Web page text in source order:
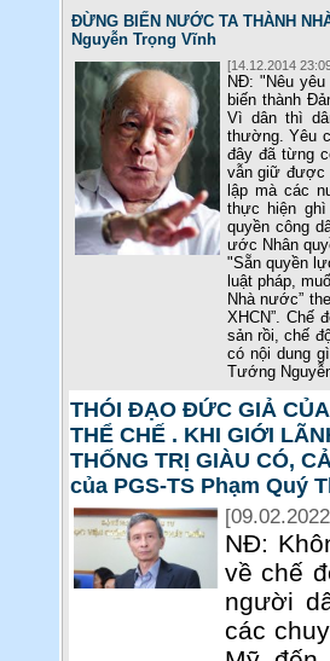
ĐỪNG BIẾN NƯỚC TA THÀNH
Nguyễn Trọng Vĩnh
[14.12.2014
NĐ: "Nêu
biến thành
Vì dân thì
thường. Yêu
đây đã từng
vẫn giữ được
lập mà các
thực hiện
quyền công
ước Nhân
"Sẵn quyền
luật pháp,
Nhà nước”
XHCN”. Chế
sản rồi, chế
có nội dung
Tướng
THÓI ĐẠO ĐỨC GIẢ
THỂ CHẾ . KHI GIỚI
THỐNG TRỊ GIÀU CÓ,
của PGS-TS Phạm Quý
NĐ:
về chế
người
các